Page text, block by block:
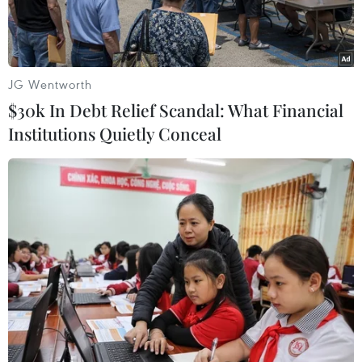
Ảnh minh họa. (Nguồn: THX/TTXVN)
Mưa lớn kéo dài suốt tuần qua đã gây ra lũ lụt
nghiêm trọng ở khu vực miền Nam Trung Quốc,
JG Wentworth
$30k In Debt Relief Scandal: What Financial
Institutions Quietly Conceal